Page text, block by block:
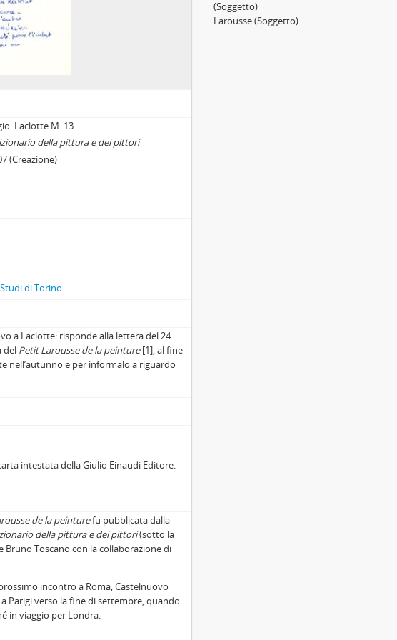
Laclotte M. 13
della pittura e dei pittori
(Creazione)
di Torino
a Laclotte: risponde alla lettera del 24
del Petit Larousse de la peinture[1], al fine
nell’autunno e per informalo a riguardo
intestata della Giulio Einaudi Editore.
de la peinturefu pubblicata dalla
della pittura e dei pittori(sotto la
Bruno Toscano con la collaborazione di
incontro a Roma, Castelnuovo
Parigi verso la fine di settembre, quando
in viaggio per Londra.
(Soggetto)
Larousse(Soggetto)